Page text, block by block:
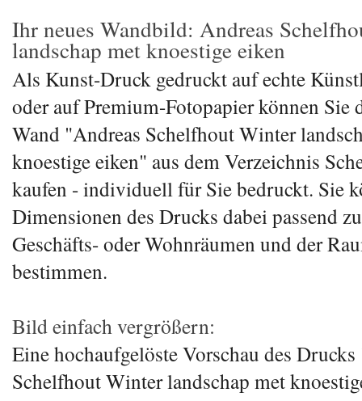
Ihr neues Wandbild: Andreas
landschap met knoestige eiken
Als Kunst-Druck gedruckt auf echte
oder auf Premium-Fotopapier können Sie
Wand "Andreas Schelfhout Winter
knoestige eiken" aus dem Verzeichnis
kaufen - individuell für Sie bedruckt. Sie
Dimensionen des Drucks dabei passend
Geschäfts- oder Wohnräumen und der
bestimmen.
Bild einfach vergrößern:
Eine hochaufgelöste Vorschau des
Schelfhout Winter landschap met